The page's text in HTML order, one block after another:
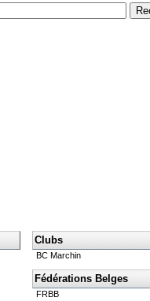
Clubs
BC Marchin
Fédérations Belges
FRBB